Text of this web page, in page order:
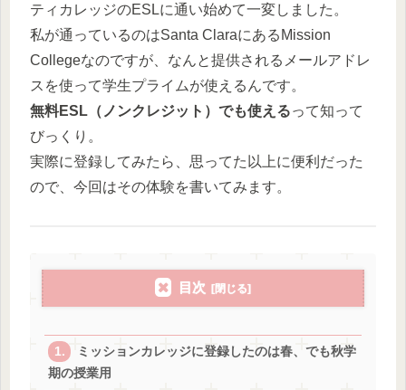
ティカレッジのESLに通い始めて一変しました。
私が通っているのはSanta ClaraにあるMission
Collegeなのですが、なんと提供されるメールアドレ
スを使って学生プライムが使えるんです。
無料ESL（ノンクレジット）でも使えるって知って
びっくり。
実際に登録してみたら、思ってた以上に便利だった
ので、今回はその体験を書いてみます。
目次
ミッションカレッジに登録したのは春、でも秋学
期の授業用